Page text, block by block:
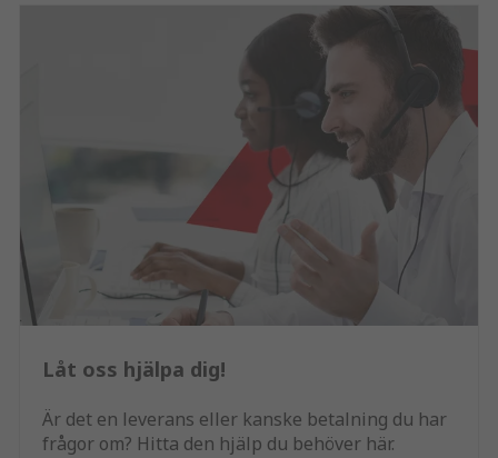
Låt oss hjälpa dig!
Är det en leverans eller kanske betalning du har
frågor om? Hitta den hjälp du behöver här.